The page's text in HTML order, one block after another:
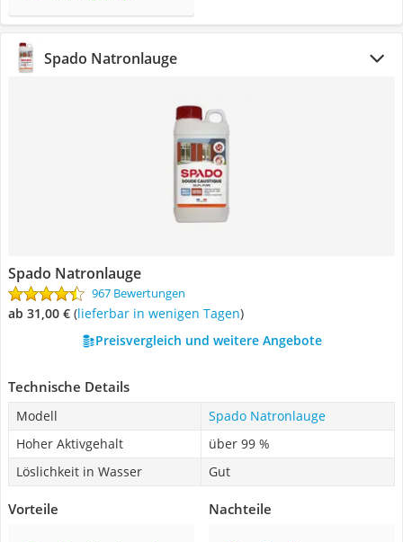
Spado Natronlauge
Spado Natronlauge
967 Bewertungen
ab 31,00 € ( Lieferbar in wenigen Tagen)
Preisvergleich und weitere Angebote
Technische Details
Modell
Spado Natronlauge
Hoher Aktivgehalt
über 99 %
Löslichkeit in Wasser
Gut
Vorteile Nachteile